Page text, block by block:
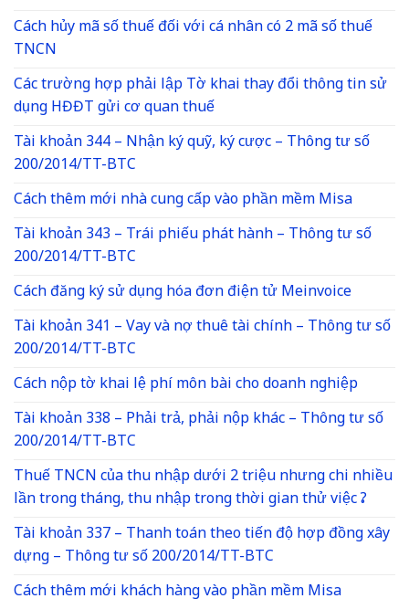
Cách hủy mã số thuế đối với cá nhân có 2 mã số thuế
TNCN
Các trường hợp phải lập Tờ khai thay đổi thông tin sử
dụng HĐĐT gửi cơ quan thuế
Tài khoản 344 – Nhận ký quỹ, ký cược – Thông tư số
200/2014/TT-BTC
Cách thêm mới nhà cung cấp vào phần mềm Misa
Tài khoản 343 – Trái phiếu phát hành – Thông tư số
200/2014/TT-BTC
Cách đăng ký sử dụng hóa đơn điện tử Meinvoice
Tài khoản 341 – Vay và nợ thuê tài chính – Thông tư số
200/2014/TT-BTC
Cách nộp tờ khai lệ phí môn bài cho doanh nghiệp
Tài khoản 338 – Phải trả, phải nộp khác – Thông tư số
200/2014/TT-BTC
Thuế TNCN của thu nhập dưới 2 triệu nhưng chi nhiều
lần trong tháng, thu nhập trong thời gian thử việc ?
Tài khoản 337 – Thanh toán theo tiến độ hợp đồng xây
dựng – Thông tư số 200/2014/TT-BTC
Cách thêm mới khách hàng vào phần mềm Misa